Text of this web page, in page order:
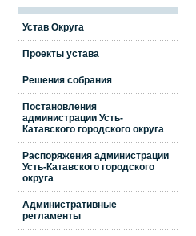
Устав Округа
Проекты устава
Решения собрания
Постановления
администрации Усть-
Катавского городского округа
Распоряжения администрации
Усть-Катавского городского
округа
Административные
регламенты